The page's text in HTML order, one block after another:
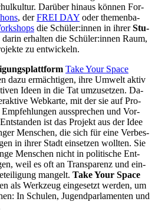
Dar­über hin­aus kön­nen For­
, derFREI DAY oder the­men­ba­
die Schü­ler:in­nen in ih­rerStu­
er­hal­ten die Schü­ler:in­nen Raum,
zu ent­wi­ckeln.
Take Your Space
dazu er­mäch­ti­gen, ihre Um­welt ak­tiv
Ide­en in die Tat um­zu­set­zen. Da­
Web­kar­te, mit der sie auf Pro­
aus­spre­chen und Vor­
ist das Pro­jekt aus der Idee
Men­schen, die sich für eine Ver­bes­
in ih­rer Stadt ein­set­zen woll­ten. Sie
Men­schen nicht in po­li­ti­sche Ent­
weil es oft an Trans­pa­renz und ein­
man­gelt. Take Your Space
als Werk­zeug ein­ge­setzt wer­den, um
In Schu­len, Ju­gend­par­la­men­ten und